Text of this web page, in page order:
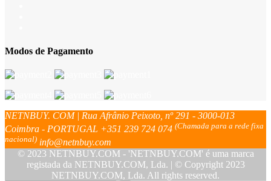
Modos de Pagamento
NETNBUY. COM | Rua Afrânio Peixoto, nº 291 - 3000-013
Coimbra - PORTUGAL +351 239 724 074 (Chamada para a rede fixa
nacional) info@netnbuy.com
© 2023 NETNBUY.COM - 'NETNBUY.COM' é uma marca
registada da NETNBUY.COM, Lda. | © Copyright 2023
NETNBUY.COM, Lda. All rights reserved.